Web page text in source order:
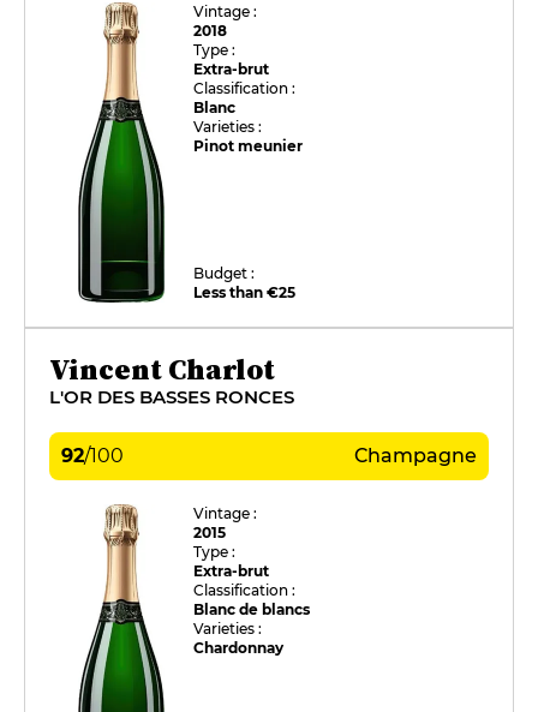
Vintage :
2018
Type :
Extra-brut
Classification :
Blanc
Varieties :
Pinot meunier
Budget :
Less than €25
Vincent Charlot
L'OR DES BASSES RONCES
92/100 Champagne
Vintage :
2015
Type :
Extra-brut
Classification :
Blanc de blancs
Varieties :
Chardonnay